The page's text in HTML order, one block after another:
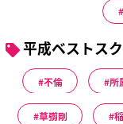
平成ベストス
不倫 所
草彅剛